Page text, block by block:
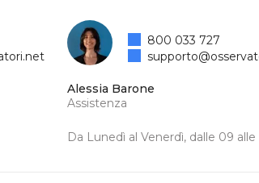
Alessia Barone
Assistenza
Da Lunedì al Venerdì, dalle 09 alle
800 033 727